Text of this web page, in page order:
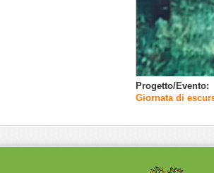
Progetto/Evento:
Giornata di